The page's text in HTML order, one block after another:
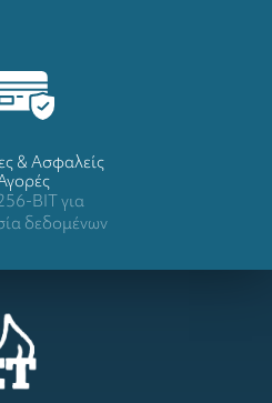
& Ασφαλείς
BIT για
δεδομένων